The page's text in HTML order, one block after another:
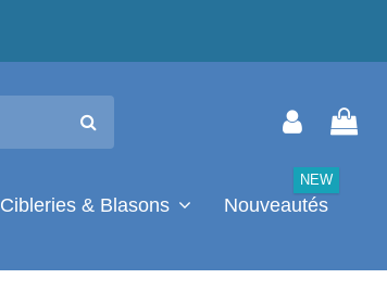
Cibleries & Blasons Nouveautés
NEW